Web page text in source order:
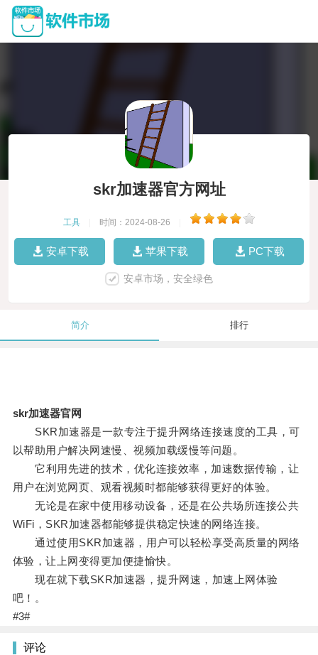
skr加速器官方网址
工具 时间：2024-08-26
安卓下载 苹果下载 PC下载
安卓市场，安全绿色
简介 排行
skr加速器官网
SKR加速器是一款专注于提升网络连接速度的工具，可
以帮助用户解决网速慢、视频加载缓慢等问题。
它利用先进的技术，优化连接效率，加速数据传输，让
用户在浏览网页、观看视频时都能够获得更好的体验。
无论是在家中使用移动设备，还是在公共场所连接公共
WiFi，SKR加速器都能够提供稳定快速的网络连接。
通过使用SKR加速器，用户可以轻松享受高质量的网络
体验，让上网变得更加便捷愉快。
现在就下载SKR加速器，提升网速，加速上网体验
吧！。
#3#
评论